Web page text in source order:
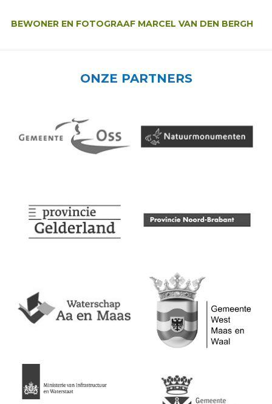
BEWONER EN FOTOGRAAF MARCEL VAN DEN BERGH
ONZE PARTNERS